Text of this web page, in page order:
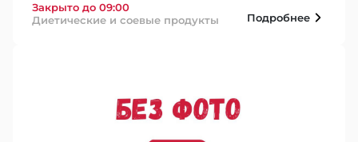
Закрыто до 09:00
Диетические и соевые продукты
Подробнее